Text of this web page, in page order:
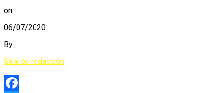
on
06/07/2020
By
Sala de redacción